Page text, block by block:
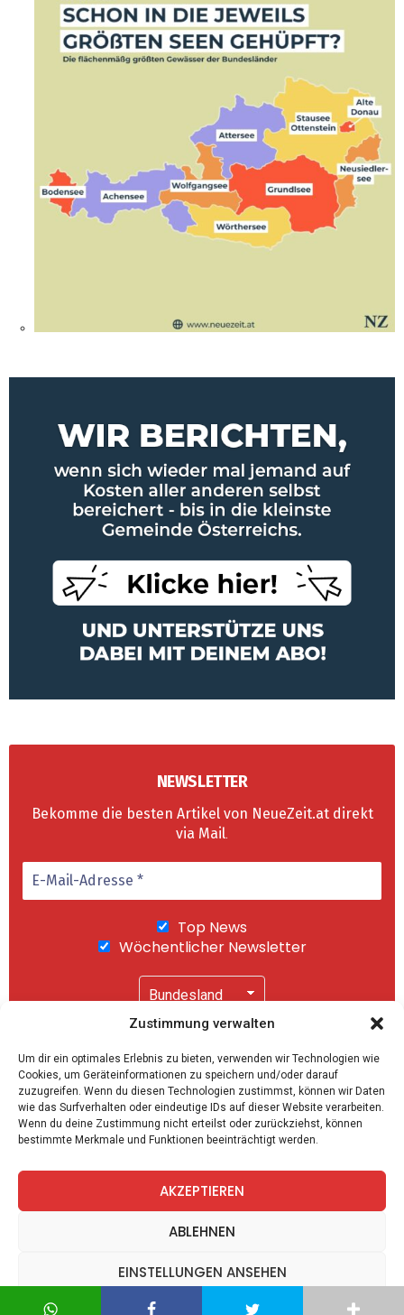
Zustimmung verwalten
Um dir ein optimales Erlebnis zu bieten, verwenden wir Technologien wie
Cookies, um Geräteinformationen zu speichern und/oder darauf
zuzugreifen. Wenn du diesen Technologien zustimmst, können wir Daten
wie das Surfverhalten oder eindeutige IDs auf dieser Website verarbeiten.
Wenn du deine Zustimmung nicht erteilst oder zurückziehst, können
bestimmte Merkmale und Funktionen beeinträchtigt werden.
AKZEPTIEREN
ABLEHNEN
EINSTELLUNGEN ANSEHEN
Datenschutz Impressum
NEWSLETTER
Bekomme die besten Artikel von NeueZeit.at direkt
via Mail.
Top News
Wöchentlicher Newsletter
"Abonnieren" akzeptierst Du unsere
Datenschutzerklärung.
twitter
Spiele Kontakt Datenschutz Impressum